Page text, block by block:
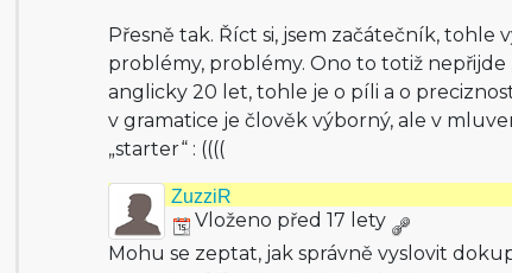
Přesně tak. Říct si, jsem začátečník, tohle
problémy, problémy. Ono to totiž nepřijde
anglicky 20 let, tohle je o píli a o
v gramatice je člověk výborný, ale v
„starter“ : ((((
ZuzziR
Vloženo před 17 lety
Mohu se zeptat, jak správně vyslovit